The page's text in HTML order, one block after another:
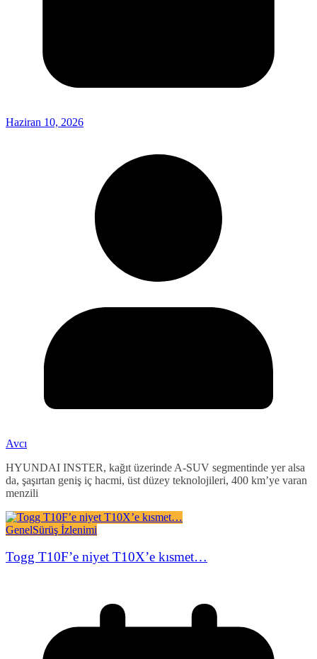
Haziran 10, 2026
Avcı
HYUNDAI INSTER, kağıt üzerinde A-SUV segmentinde yer alsa
da, şaşırtan geniş iç hacmi, üst düzey teknolojileri, 400 km’ye varan
menzili
GenelSürüş İzlenimi
Togg T10F’e niyet T10X’e kısmet…